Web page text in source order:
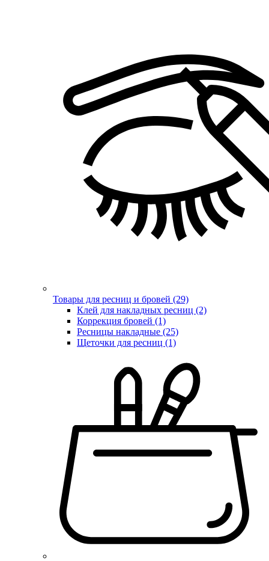
Товары для ресниц и бровей (29)
Клей для накладных ресниц (2)
Коррекция бровей (1)
Ресницы накладные (25)
Щеточки для ресниц (1)